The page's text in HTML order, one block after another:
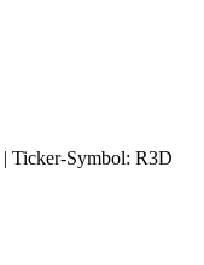
| Ticker-Symbol: R3D